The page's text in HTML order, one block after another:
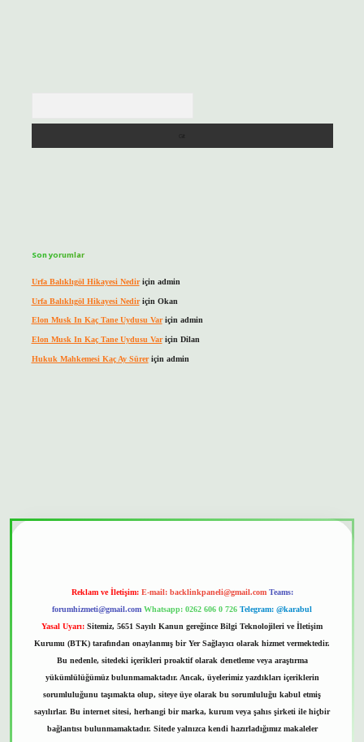
Son yorumlar
Urfa Balıklıgöl Hikayesi Nediriçin admin
Urfa Balıklıgöl Hikayesi Nediriçin Okan
Elon Musk In Kaç Tane Uydusu Variçin admin
Elon Musk In Kaç Tane Uydusu Variçin Dilan
Hukuk Mahkemesi Kaç Ay Süreriçin admin
Reklam ve İletişim: E-mail: backlinkpaneli@gmail.com Teams:
forumhizmeti@gmail.com Whatsapp: 0262 606 0 726 Telegram: @karabul
Yasal Uyarı: Sitemiz, 5651 Sayılı Kanun gereğince Bilgi Teknolojileri ve İletişim
Kurumu (BTK) tarafından onaylanmış bir Yer Sağlayıcı olarak hizmet vermektedir.
Bu nedenle, sitedeki içerikleri proaktif olarak denetleme veya araştırma
yükümlülüğümüz bulunmamaktadır. Ancak, üyelerimiz yazdıkları içeriklerin
sorumluluğunu taşımakta olup, siteye üye olarak bu sorumluluğu kabul etmiş
sayılırlar. Bu internet sitesi, herhangi bir marka, kurum veya şahıs şirketi ile hiçbir
bağlantısı bulunmamaktadır. Sitede yalnızca kendi hazırladığımız makaleler